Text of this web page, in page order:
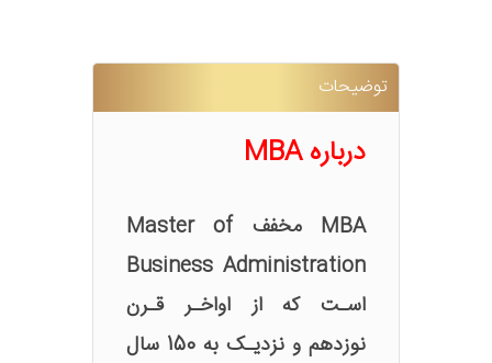
توضیحات
درباره MBA
MBA مخفف Master of
Business Administration
اسـت که از اواخـر قـرن
نوزدهم و نزدیـک به 150 سال